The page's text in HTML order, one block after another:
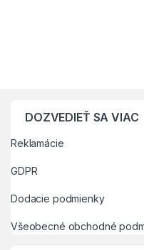
DOZVEDIEŤ SA VIAC
Reklamácie
GDPR
Dodacie podmienky
Všeobecné obchodné